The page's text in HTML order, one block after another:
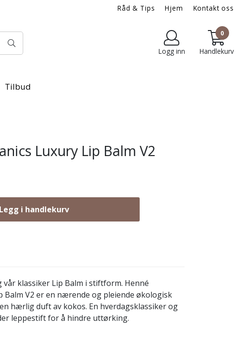
Råd & Tips Hjem Kontakt oss
Logg inn
0
Handlekurv
Tilbud
Luxury Lip Balm V2
Legg i handlekurv
vår klassiker Lip Balm i stiftform. Henné
Balm V2 er en nærende og pleiende økologisk
hærlig duft av kokos. En hverdagsklassiker og
leppestift for å hindre uttørking.